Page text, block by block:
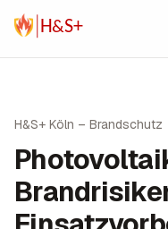
Zum Inhalt springen
H&S+ Köln – Brandschutz